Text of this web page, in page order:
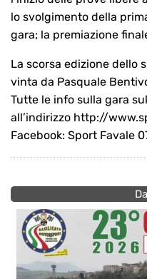
lo svolgimento della
gara; la premiazione
La scorsa edizione dello
vinta da Pasquale
Tutte le info sulla gara
all’indirizzo http://
Facebook: Sport Favale